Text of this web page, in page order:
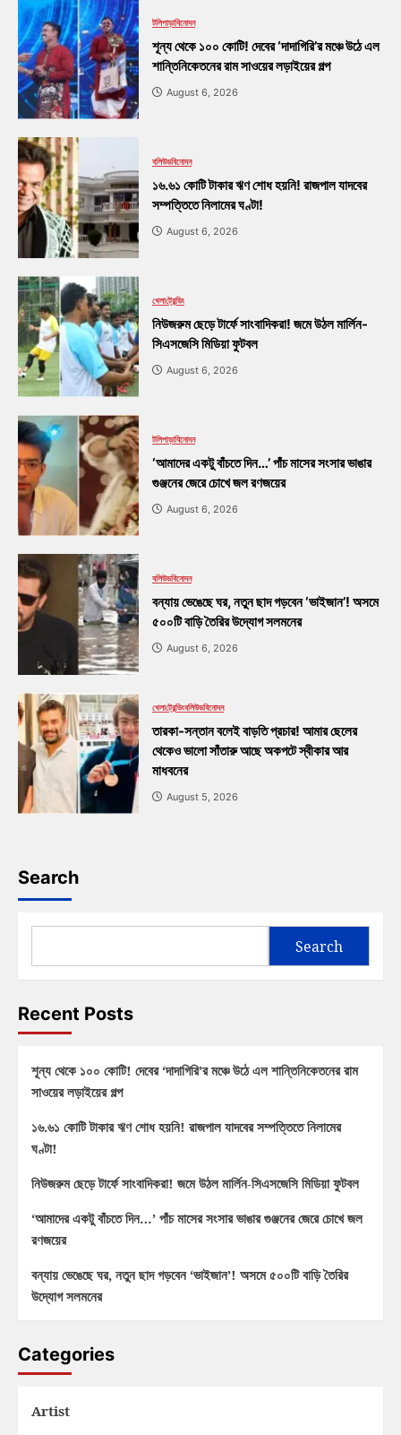
টলিপাড়াবিনোদন
শূন্য থেকে ১০০ কোটি! দেবের ‘দাদাগিরি’র মঞ্চে উঠে এল
শান্তিনিকেতনের রাম সাওয়ের লড়াইয়ের গল্প
August 6, 2026
বলিউডবিনোদন
১৬.৬১ কোটি টাকার ঋণ শোধ হয়নি! রাজপাল যাদবের
সম্পত্তিতে নিলামের ঘণ্টা!
August 6, 2026
খেলাট্রেন্ডিং
নিউজরুম ছেড়ে টার্ফে সাংবাদিকরা! জমে উঠল মার্লিন-
সিএসজেসি মিডিয়া ফুটবল
August 6, 2026
টলিপাড়াবিনোদন
‘আমাদের একটু বাঁচতে দিন…’ পাঁচ মাসের সংসার ভাঙার
গুঞ্জনের জেরে চোখে জল রণজয়ের
August 6, 2026
বলিউডবিনোদন
বন্যায় ভেঙেছে ঘর, নতুন ছাদ গড়বেন ‘ভাইজান’! অসমে
৫০০টি বাড়ি তৈরির উদ্যোগ সলমনের
August 6, 2026
খেলাট্রেন্ডিংবলিউডবিনোদন
তারকা-সন্তান বলেই বাড়তি প্রচার! আমার ছেলের
থেকেও ভালো সাঁতারু আছে অকপটে স্বীকার আর
মাধবনের
August 5, 2026
Search
Search
Recent Posts
শূন্য থেকে ১০০ কোটি! দেবের ‘দাদাগিরি’র মঞ্চে উঠে এল শান্তিনিকেতনের রাম
সাওয়ের লড়াইয়ের গল্প
১৬.৬১ কোটি টাকার ঋণ শোধ হয়নি! রাজপাল যাদবের সম্পত্তিতে নিলামের
ঘণ্টা!
নিউজরুম ছেড়ে টার্ফে সাংবাদিকরা! জমে উঠল মার্লিন-সিএসজেসি মিডিয়া ফুটবল
‘আমাদের একটু বাঁচতে দিন…’ পাঁচ মাসের সংসার ভাঙার গুঞ্জনের জেরে চোখে জল
রণজয়ের
বন্যায় ভেঙেছে ঘর, নতুন ছাদ গড়বেন ‘ভাইজান’! অসমে ৫০০টি বাড়ি তৈরির
উদ্যোগ সলমনের
Categories
Artist